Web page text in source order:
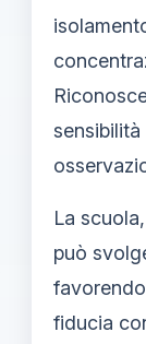
La
può
fiducia